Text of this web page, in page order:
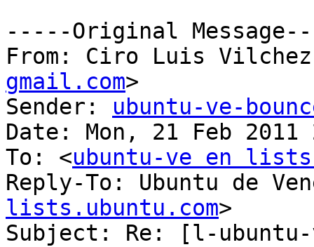
-----Original
From: Ciro Luis
gmail.com>
Sender: ubuntu-ve-
Date: Mon, 21 Feb
To: <ubuntu-ve en
Reply-To: Ubuntu de
lists.ubuntu.com>
Subject: Re: [l-